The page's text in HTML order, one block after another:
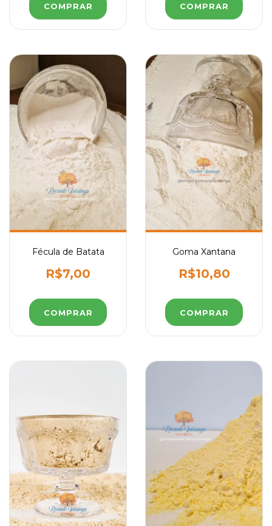
COMPRAR COMPRAR
Fécula de Batata
R$7,00
COMPRAR
Goma Xantana
R$10,80
COMPRAR